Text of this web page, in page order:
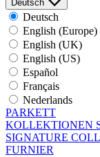
Deutsch
Deutsch
English (Europe)
English (UK)
English (US)
Español
Français
Nederlands
PARKETT
KOLLEKTIONEN
SIGNATURE
FURNIER